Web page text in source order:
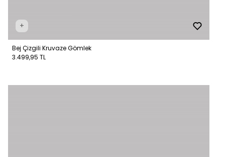
+
Bej Çizgili Kruvaze Gömlek
3.499,95 TL